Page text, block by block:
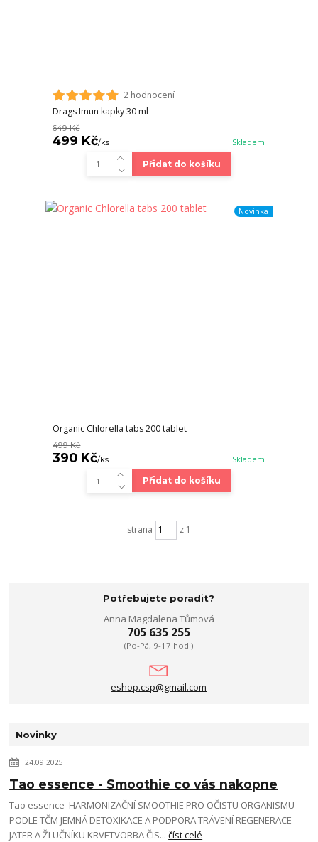
2 hodnocení
Drags Imun kapky 30 ml
649 Kč
499 Kč/ks Skladem
Přidat do košíku
Novinka
Organic Chlorella tabs 200 tablet
499 Kč
390 Kč/ks Skladem
Přidat do košíku
strana z 1
Potřebujete poradit?
Anna Magdalena Tůmová
705 635 255
(Po-Pá, 9-17 hod.)
eshop.csp@gmail.com
Novinky
24.09.2025
Tao essence - Smoothie co vás nakopne
Tao essence HARMONIZAČNÍ SMOOTHIE PRO OČISTU ORGANISMU
PODLE TČM JEMNÁ DETOXIKACE A PODPORA TRÁVENÍ REGENERACE
JATER A ŽLUČNÍKU KRVETVORBA ČIS...číst celé